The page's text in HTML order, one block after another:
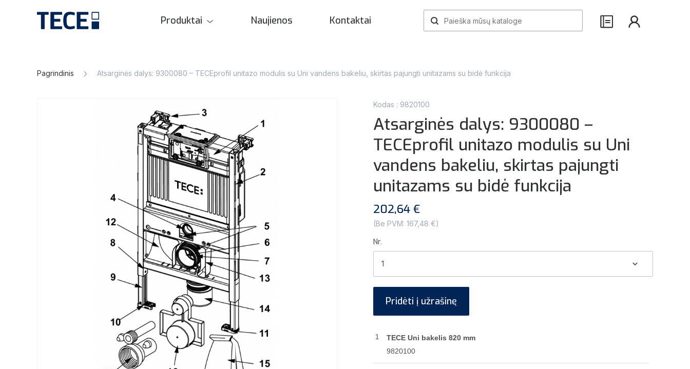
Produktai Naujienos Kontaktai
Pagrindinis Atsarginės dalys: 9300080 – TECEprofil unitazo modulis su Uni vandens bakeliu, skirtas pajungti unitazams su bidė funkcija
Kodas : 9820100
Atsarginės dalys: 9300080 –
TECEprofil unitazo modulis su Uni
vandens bakeliu, skirtas pajungti
unitazams su bidė funkcija
202,64 €
(Be PVM: 167,48 €)
Nr.
1
Pridėti į užrašinę
1
TECE Uni bakelis 820 mm
9820100